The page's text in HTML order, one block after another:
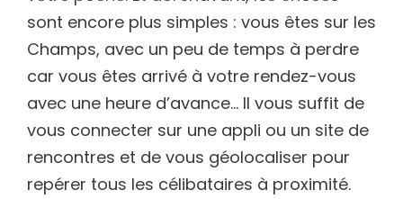
sont encore plus simples : vous êtes sur les
Champs, avec un peu de temps à perdre
car vous êtes arrivé à votre rendez-vous
avec une heure d’avance… Il vous suffit de
vous connecter sur une appli ou un site de
rencontres et de vous géolocaliser pour
repérer tous les célibataires à proximité.